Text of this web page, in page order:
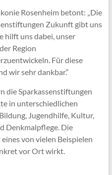
Rosenheim betont: „Die
Zukunft gibt uns
hilft uns dabei, unser
Region
Für diese
wir sehr dankbar.“
die Sparkassenstiftungen
in unterschiedlichen
Jugendhilfe, Kultur,
Denkmalpflege. Die
von vielen Beispielen
vor Ort wirkt.